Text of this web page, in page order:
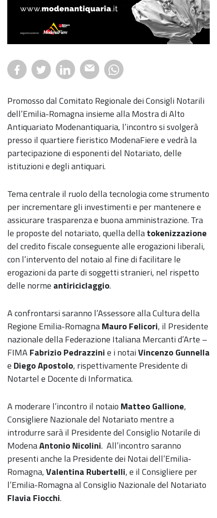
Promosso dal Comitato Regionale dei Consigli Notarili
dell’Emilia-Romagna insieme alla Mostra di Alto
Antiquariato Modenantiquaria, l’incontro si svolgerà
presso il quartiere fieristico ModenaFiere e vedrà la
partecipazione di esponenti del Notariato, delle
istituzioni e degli antiquari.
Tema centrale il ruolo della tecnologia come strumento
per incrementare gli investimenti e per mantenere e
assicurare trasparenza e buona amministrazione. Tra
le proposte del notariato, quella dellatokenizzazione
del credito fiscale conseguente alle erogazioni liberali,
con l’intervento del notaio al fine di facilitare le
erogazioni da parte di soggetti stranieri, nel rispetto
delle norme antiriciclaggio.
A confrontarsi saranno l’Assessore alla Cultura della
Regione Emilia-RomagnaMauro Felicori, il Presidente
nazionale della Federazione Italiana Mercanti d’Arte –
FIMAFabrizio Pedrazzinie i notaiVincenzo Gunnella
e Diego Apostolo, rispettivamente Presidente di
Notartel e Docente di Informatica.
A moderare l’incontro il notaio Matteo Gallione,
Consigliere Nazionale del Notariato mentre a
introdurre sarà il Presidente del Consiglio Notarile di
ModenaAntonioNicolini. All’incontro saranno
presenti anche la Presidente dei Notai dell’Emilia-
Romagna,Valentina Rubertelli, e il Consigliere per
l’Emilia-Romagna al Consiglio Nazionale del Notariato
Flavia Fiocchi.